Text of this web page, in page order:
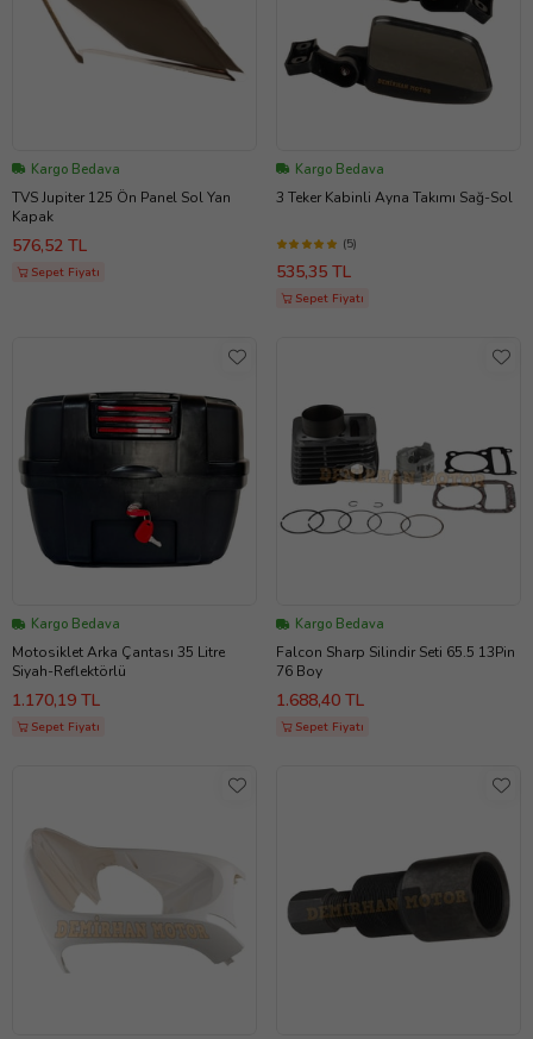
Kargo Bedava
TVS Jupiter 125 Ön Panel Sol Yan
Kapak
576,52 TL
Sepet Fiyatı
Kargo Bedava
3 Teker Kabinli Ayna Takımı Sağ-Sol
(5)
535,35 TL
Sepet Fiyatı
Kargo Bedava
Motosiklet Arka Çantası 35 Litre
Siyah-Reflektörlü
1.170,19 TL
Sepet Fiyatı
Kargo Bedava
Falcon Sharp Silindir Seti 65.5 13Pin
76 Boy
1.688,40 TL
Sepet Fiyatı